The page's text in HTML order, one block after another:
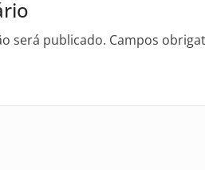
será publicado. Campos